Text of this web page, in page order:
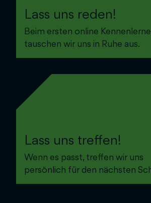
Lass uns reden!
Beim ersten online
tauschen wir uns in Ruhe aus.
Lass uns treffen!
Wenn es passt, treffen wir uns
persönlich für den nächsten